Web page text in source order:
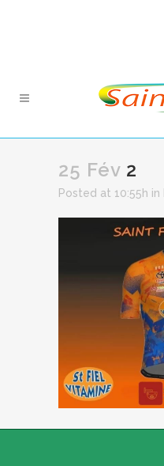
25 Fév 2
Posted at 10:55h in